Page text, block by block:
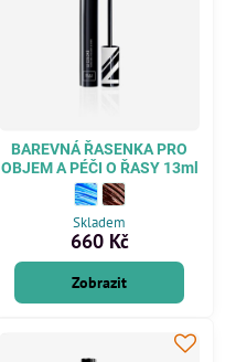
BAREVNÁ ŘASENKA PRO
OBJEM A PÉČI O ŘASY 13ml
BAREVNÁ ŘASENKA PRO
MODRÁBAREVNÁ ŘASENKA
HNĚDÁ
Skladem
660 Kč
Zobrazit